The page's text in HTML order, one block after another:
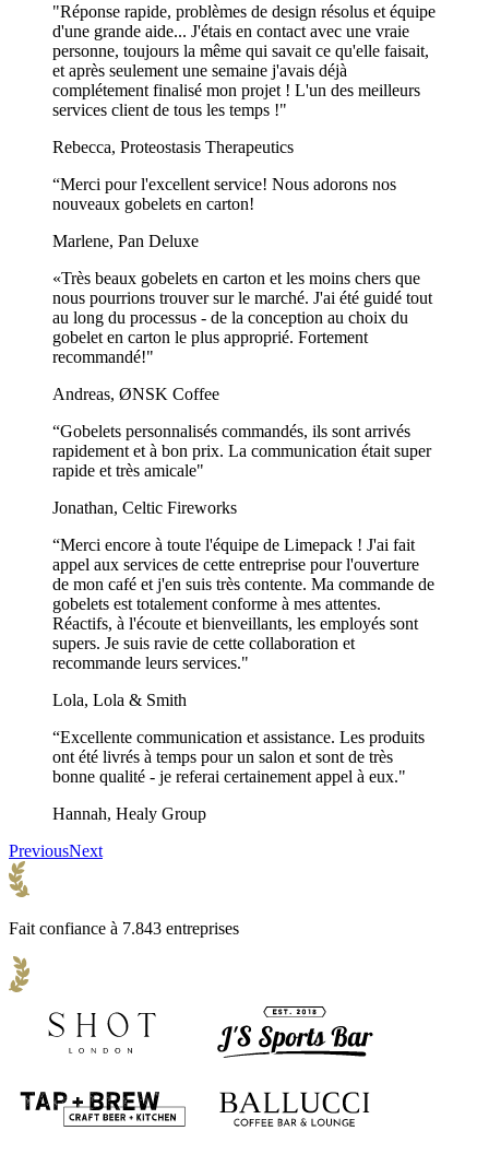
serviettes en airlaid ou à base de bambou.
Qu’est-ce qui est le moins cher : les serviettes ou les
essuie-tout ?
Les serviettes sont généralement moins chères que les essuie-tout
lorsqu’elles sont achetées en gros. Cependant, les essuie-tout sont
plus grands et souvent plus absorbants, ce qui les rend plus adaptés
aux tâches de nettoyage. Les serviettes sont idéales pour les repas où
des options plus petites et à usage unique suffisent.
Montre plus...
"Réponse rapide, problèmes de design résolus et équipe
d'une grande aide... J'étais en contact avec une vraie
personne, toujours la même qui savait ce qu'elle faisait,
et après seulement une semaine j'avais déjà
complétement finalisé mon projet ! L'un des meilleurs
services client de tous les temps !"
Rebecca, Proteostasis Therapeutics
“Merci pour l'excellent service! Nous adorons nos
nouveaux gobelets en carton!
Marlene, Pan Deluxe
«Très beaux gobelets en carton et les moins chers que
nous pourrions trouver sur le marché. J'ai été guidé tout
au long du processus - de la conception au choix du
gobelet en carton le plus approprié. Fortement
recommandé!"
Andreas, ØNSK Coffee
“Gobelets personnalisés commandés, ils sont arrivés
rapidement et à bon prix. La communication était super
rapide et très amicale"
Jonathan, Celtic Fireworks
“Merci encore à toute l'équipe de Limepack ! J'ai fait
appel aux services de cette entreprise pour l'ouverture
de mon café et j'en suis très contente. Ma commande de
gobelets est totalement conforme à mes attentes.
Réactifs, à l'écoute et bienveillants, les employés sont
supers. Je suis ravie de cette collaboration et
recommande leurs services."
Lola, Lola & Smith
“Excellente communication et assistance. Les produits
ont été livrés à temps pour un salon et sont de très
bonne qualité - je referai certainement appel à eux."
Hannah, Healy Group
PreviousNext
Fait confiance à 7.843 entreprises